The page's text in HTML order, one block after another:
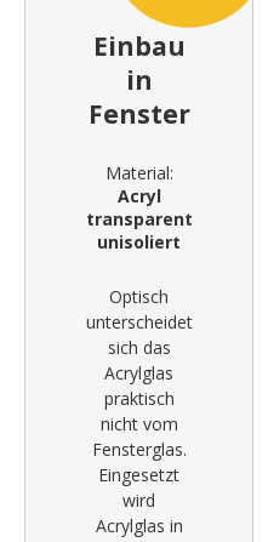
Einbau
in
Fenster
Material:
Acryl
transparent
unisoliert
Optisch
unterscheidet
sich das
Acrylglas
praktisch
nicht vom
Fensterglas.
Eingesetzt
wird
Acrylglas in